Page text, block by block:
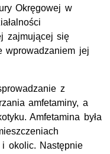
Okręgowej w
zajmującej się
wprowadzaniem jej
z
amfetaminy, a
Amfetamina była
i okolic. Następnie